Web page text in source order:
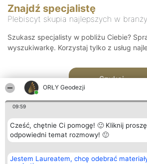
ORŁY Geodezji
09:59
Cześć, chętnie Ci pomogę! 🙂 Kliknij
odpowiedni temat rozmowy! 🙂
Jestem Laureatem, chcę odebrać
Znajdź specjalistę
Plebiscyt skupia najlepszych w branży
Szukasz specjalisty w pobliżu Ciebie?
wyszukiwarkę. Korzystaj tylko z usług
Szukaj
Organizator plebiscytu
Bright Side Solutions sp. z o.
Plebiscyt
Laureaci